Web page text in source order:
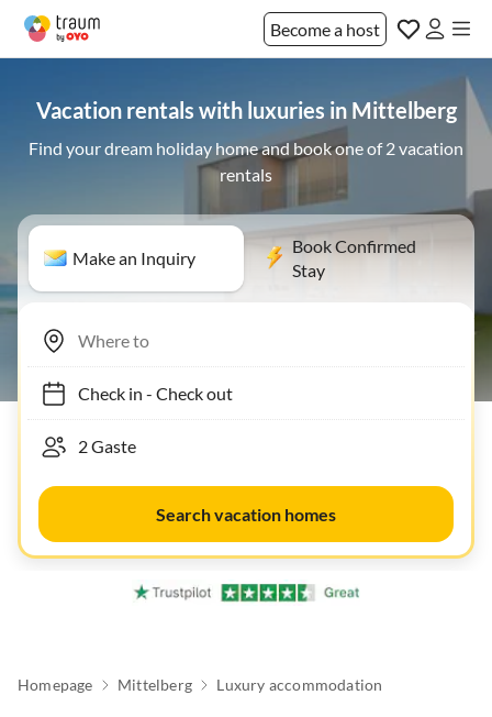
Become a host
Vacation rentals with luxuries in Mittelberg
Find your dream holiday home and book one of 2 vacation
rentals
Make an Inquiry
Book Confirmed
Stay
Check in- Check out
Search vacation homes
Homepage Mittelberg Luxury accommodation